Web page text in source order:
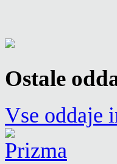
Ostale
Vse oddaje